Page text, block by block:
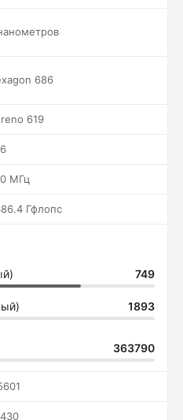
686
619
МГц
Гфлопс
749
1893
363790